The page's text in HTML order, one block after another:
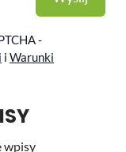
-
i Warunki
wpisy